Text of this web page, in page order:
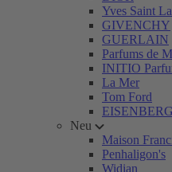
Yves Saint
GIVENCHY
GUERLAIN
Parfums de
INITIO
La Mer
Tom Ford
EISENBERG
Neu
Maison
Penhaligon's
Widian